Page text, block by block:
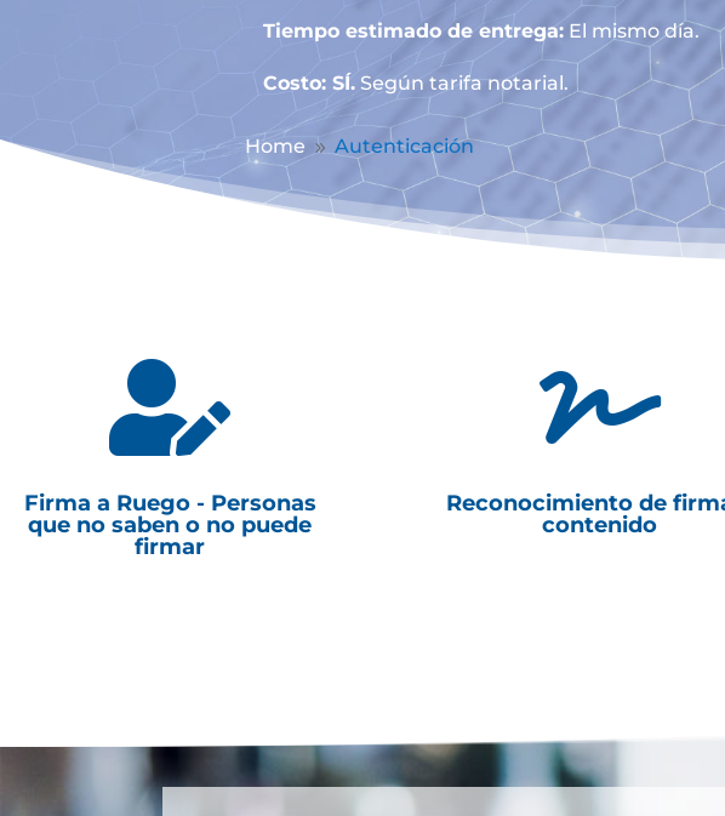
Tiempo estimado de entrega:El mismo día.
Costo: SÍ.Según tarifa notarial.
Home 9 Autenticación

Firma a Ruego - Personas
que no saben o no puede
firmar

Reconocimiento de
contenido